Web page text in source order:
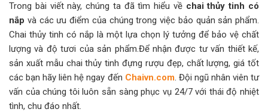
Trong bài viết này, chúng ta đã tìm hiểu về chai thủy tinh có
nắp và các ưu điểm của chúng trong việc bảo quản sản phẩm.
Chai thủy tinh có nắp là một lựa chọn lý tưởng để bảo vệ chất
lượng và độ tươi của sản phẩm.Để nhận được tư vấn thiết kế,
sản xuất mẫu chai thủy tinh đựng rượu đẹp, chất lượng, giá tốt
các bạn hãy liên hệ ngay đến Chaivn.com. Đội ngũ nhân viên tư
vấn của chúng tôi luôn sẵn sàng phục vụ 24/7 với thái độ nhiệt
tình, chu đáo nhất.